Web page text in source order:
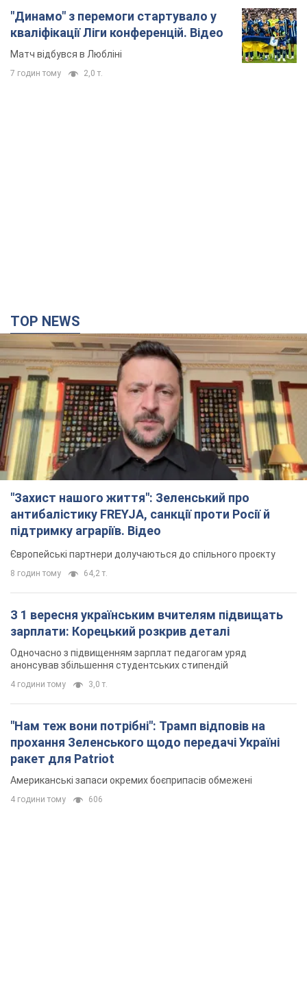
"Динамо" з перемоги стартувало у
кваліфікації Ліги конференцій. Відео
Матч відбувся в Любліні
7 годин тому 2,0 т.
TOP NEWS
"Захист нашого життя": Зеленський про
антибалістику FREYJA, санкції проти Росії й
підтримку аграріїв. Відео
Європейські партнери долучаються до спільного проєкту
8 годин тому 64,2 т.
З 1 вересня українським вчителям підвищать
зарплати: Корецький розкрив деталі
Одночасно з підвищенням зарплат педагогам уряд
анонсував збільшення студентських стипендій
4 години тому 3,0 т.
"Нам теж вони потрібні": Трамп відповів на
прохання Зеленського щодо передачі Україні
ракет для Patriot
Американські запаси окремих боєприпасів обмежені
4 години тому 606